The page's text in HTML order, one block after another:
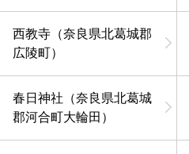
西教寺（奈良県北葛城郡
広陵町）
春日神社（奈良県北葛城
郡河合町大輪田）